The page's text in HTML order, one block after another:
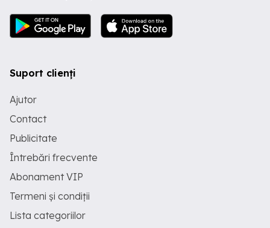
Suport clienți
Ajutor
Contact
Publicitate
Întrebări frecvente
Abonament VIP
Termeni și condiții
Lista categoriilor